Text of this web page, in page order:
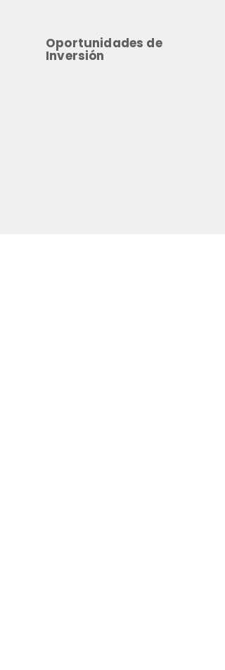
Oportunidades de
Inversión